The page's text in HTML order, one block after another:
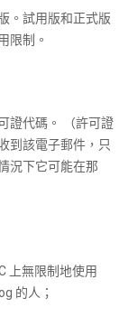
。試用版和正式版
限制。
證代碼。 （許可證
到該電子郵件，只
況下它可能在那
上無限制地使用
的人；